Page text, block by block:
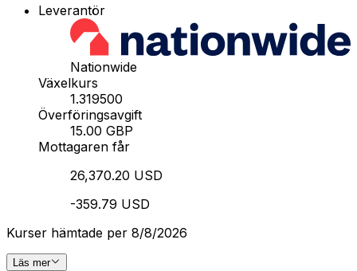
Leverantör
Nationwide
Växelkurs
1.319500
Överföringsavgift
15.00 GBP
Mottagaren får
26,370.20 USD
-359.79 USD
Kurser hämtade per 8/8/2026
Läs mer